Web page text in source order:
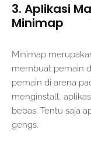
3. Aplikasi
Minimap
Minimap
membuat pemain
pemain di arena
menginstall,
bebas. Tentu saja
gengs.